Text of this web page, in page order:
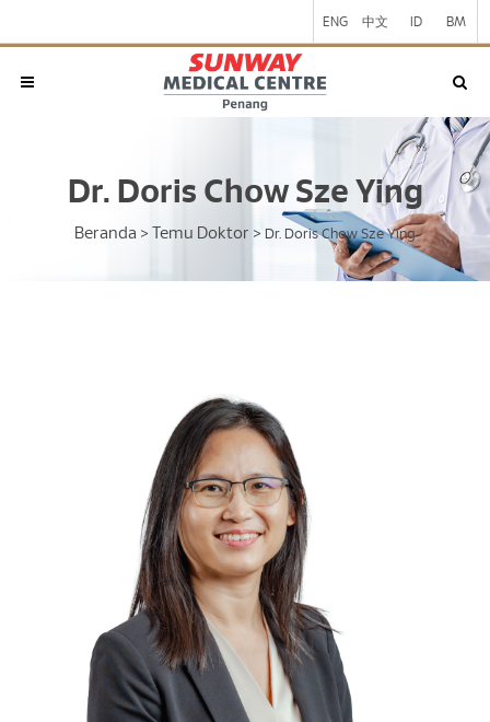
ENG 中文 ID BM
Dr. Doris Chow Sze Ying
Beranda > Temu Doktor > Dr. Doris Chow Sze Ying